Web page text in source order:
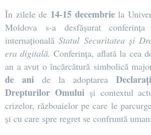
În zilele de 14-15 decembriela
Moldova s-a desfășurat conferința
internaționalăStatul Securitatea și
era digitală. Conferința, aflată la cea
an a avut o încărcătură simbolică
de ani de la adoptarea
Drepturilor Omului și contextul
crizelor, războaielor pe care le
și cu care spre regret se confruntă